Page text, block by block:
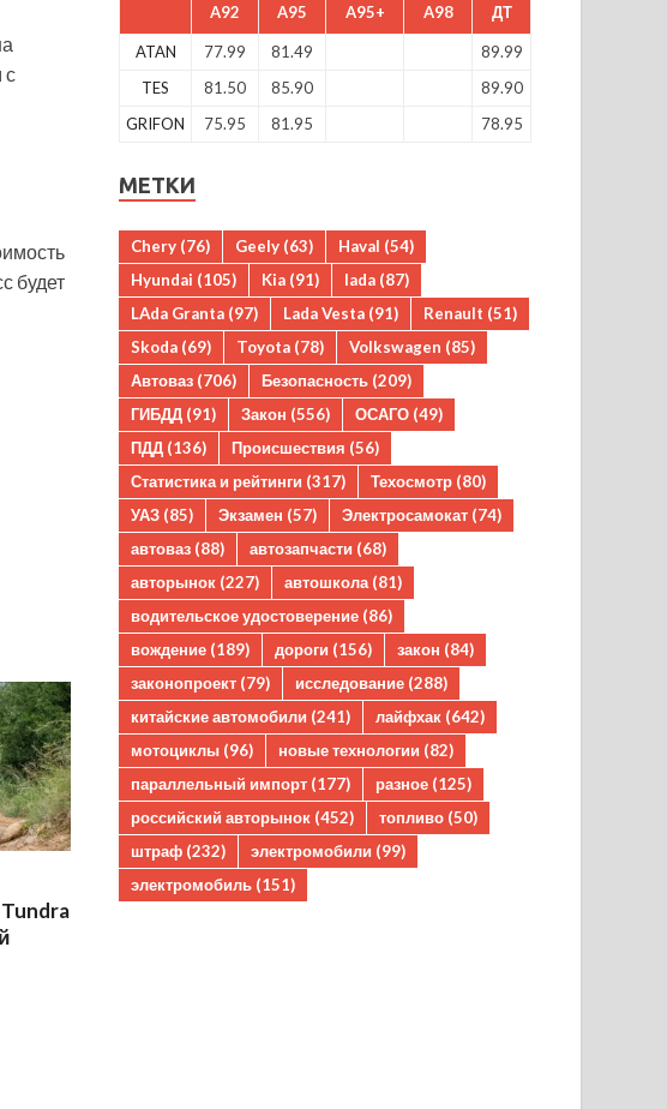
с
будет
A92 A95 A95+ A98 ДТ
ATAN 77.99 81.49
89.99
TES
81.50 85.90
89.90
GRIFON
75.95 81.95 78.95
МЕТКИ
Chery (76) Geely (63) Haval (54)
Hyundai (105) Kia (91) lada (87)
LAda Granta (97) Lada Vesta (91) Renault (51)
Skoda (69) Toyota (78) Volkswagen (85)
Автоваз (706) Безопасность (209)
ГИБДД (91) Закон (556) ОСАГО (49)
ПДД (136) Происшествия (56)
Статистика и рейтинги (317) Техосмотр (80)
УАЗ (85) Экзамен (57) Электросамокат (74)
автоваз (88) автозапчасти (68)
авторынок (227) автошкола (81)
водительское удостоверение (86)
вождение (189) дороги (156) закон (84)
законопроект (79) исследование (288)
китайские автомобили (241) лайфхак (642)
мотоциклы (96) новые технологии (82)
параллельный импорт (177) разное (125)
российский авторынок (452) топливо (50)
штраф (232) электромобили (99)
электромобиль (151)